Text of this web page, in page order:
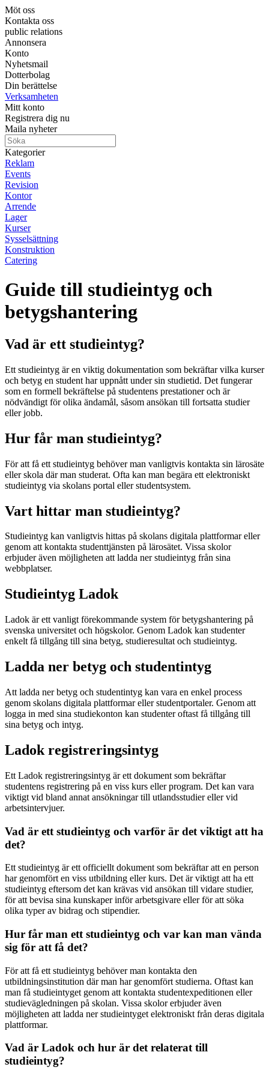
Möt oss
Kontakta oss
public relations
Annonsera
Konto
Nyhetsmail
Dotterbolag
Din berättelse
Verksamheten
Mitt konto
Registrera dig nu
Maila nyheter
Kategorier
Reklam
Events
Revision
Kontor
Arrende
Lager
Kurser
Sysselsättning
Konstruktion
Catering
Guide till studieintyg och
betygshantering
Vad är ett studieintyg?
Ett studieintyg är en viktig dokumentation som bekräftar vilka kurser
och betyg en student har uppnått under sin studietid. Det fungerar
som en formell bekräftelse på studentens prestationer och är
nödvändigt för olika ändamål, såsom ansökan till fortsatta studier
eller jobb.
Hur får man studieintyg?
För att få ett studieintyg behöver man vanligtvis kontakta sin lärosäte
eller skola där man studerat. Ofta kan man begära ett elektroniskt
studieintyg via skolans portal eller studentsystem.
Vart hittar man studieintyg?
Studieintyg kan vanligtvis hittas på skolans digitala plattformar eller
genom att kontakta studenttjänsten på lärosätet. Vissa skolor
erbjuder även möjligheten att ladda ner studieintyg från sina
webbplatser.
Studieintyg Ladok
Ladok är ett vanligt förekommande system för betygshantering på
svenska universitet och högskolor. Genom Ladok kan studenter
enkelt få tillgång till sina betyg, studieresultat och studieintyg.
Ladda ner betyg och studentintyg
Att ladda ner betyg och studentintyg kan vara en enkel process
genom skolans digitala plattformar eller studentportaler. Genom att
logga in med sina studiekonton kan studenter oftast få tillgång till
sina betyg och intyg.
Ladok registreringsintyg
Ett Ladok registreringsintyg är ett dokument som bekräftar
studentens registrering på en viss kurs eller program. Det kan vara
viktigt vid bland annat ansökningar till utlandsstudier eller vid
arbetsintervjuer.
Vad är ett studieintyg och varför är det viktigt att ha
det?
Ett studieintyg är ett officiellt dokument som bekräftar att en person
har genomfört en viss utbildning eller kurs. Det är viktigt att ha ett
studieintyg eftersom det kan krävas vid ansökan till vidare studier,
för att bevisa sina kunskaper inför arbetsgivare eller för att söka
olika typer av bidrag och stipendier.
Hur får man ett studieintyg och var kan man vända
sig för att få det?
För att få ett studieintyg behöver man kontakta den
utbildningsinstitution där man har genomfört studierna. Oftast kan
man få studieintyget genom att kontakta studentexpeditionen eller
studievägledningen på skolan. Vissa skolor erbjuder även
möjligheten att ladda ner studieintyget elektroniskt från deras digitala
plattformar.
Vad är Ladok och hur är det relaterat till
studieintyg?